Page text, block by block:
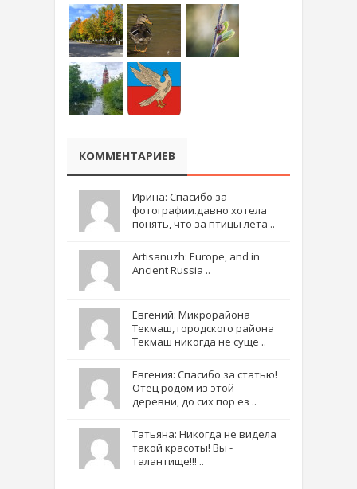
КОММЕНТАРИЕВ
Ирина: Спасибо за
фотографии.давно хотела
понять, что за птицы лета ..
Artisanuzh: Europe, and in
Ancient Russia ..
Евгений: Микрорайона
Текмаш, городского района
Текмаш никогда не суще ..
Евгения: Спасибо за статью!
Отец родом из этой
деревни, до сих пор ез ..
Татьяна: Никогда не видела
такой красоты! Вы -
талантище!!! ..